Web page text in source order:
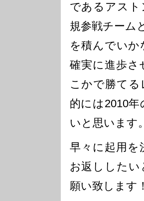
であるアス
規参戦チーム
を積んでい
確実に進歩さ
こかで勝て
的には2010
いと思います。
早々に起用を
お返しした
願い致します！